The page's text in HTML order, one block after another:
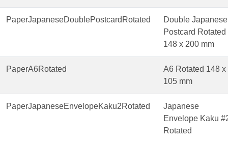
PaperJapaneseDoublePostcardRotated
Double Japanese
Postcard Rotated
148 x 200 mm
PaperA6Rotated
A6 Rotated 148 x
105 mm
PaperJapaneseEnvelopeKaku2Rotated
Japanese
Envelope Kaku
Rotated